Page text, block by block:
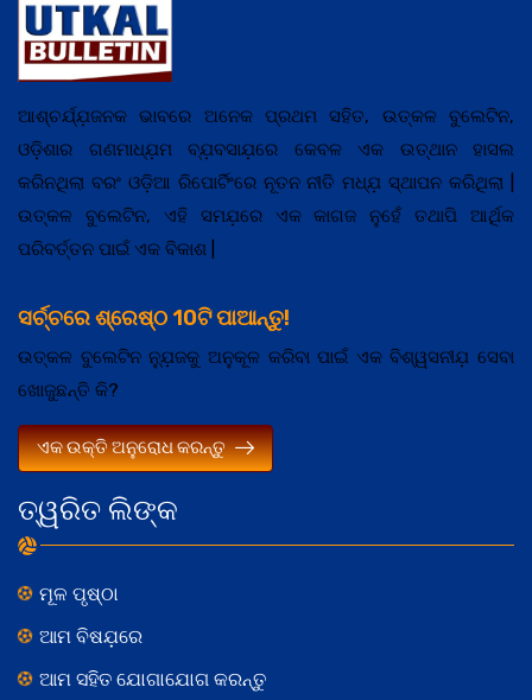
ତ୍ୱରିତ ଲିଙ୍କ
ମୂଳ ପୃଷ୍ଠା
ଆମ ବିଷଯ଼ରେ
ଆମ ସହିତ ଯୋଗାଯୋଗ କରନ୍ତୁ
ଆଶ୍ଚର୍ଯ୍ଯ଼ଜନକ ଭାବରେ ଅନେକ ପ୍ରଥମ ସହିତ, ଉତ୍କଳ ବୁଲେଟିନ,
ଓଡ଼ିଶାର ଗଣମାଧ୍ଯ଼ମ ବ୍ଯ଼ବସାଯ଼ରେ କେବଳ ଏକ ଉତ୍ଥାନ ହାସଲ
କରିନଥିଲା ବରଂ ଓଡ଼ିଆ ରିପୋର୍ଟିଂରେ ନୂତନ ନୀତି ମଧ୍ଯ଼ ସ୍ଥାପନ କରିଥିଲା |
ଉତ୍କଳ ବୁଲେଟିନ, ଏହି ସମଯ଼ରେ ଏକ କାଗଜ ନୁହେଁ ତଥାପି ଆର୍ଥିକ
ପରିବର୍ତ୍ତନ ପାଇଁ ଏକ ବିକାଶ |
ସର୍ଚ୍ଚରେ ଶ୍ରେଷ୍ଠ 10ଟି ପାଆନ୍ତୁ!
ଉତ୍କଳ ବୁଲେଟିନ ନ୍ଯ଼ୁଜକୁ ଅନୁକୂଳ କରିବା ପାଇଁ ଏକ ବିଶ୍ୱସନୀଯ଼ ସେବା
ଖୋଜୁଛନ୍ତି କି?
ଏକ ଉକ୍ତି ଅନୁରୋଧ କରନ୍ତୁ